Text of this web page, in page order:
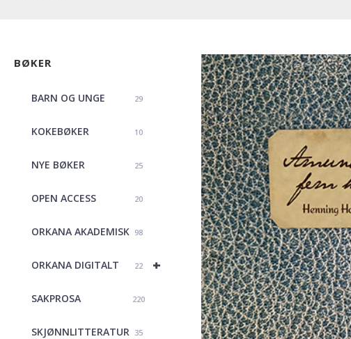
BØKER
BARN OG UNGE 29
KOKEBØKER 10
NYE BØKER 25
OPEN ACCESS 20
ORKANA AKADEMISK 98
+
ORKANA DIGITALT 22
SAKPROSA 220
SKJØNNLITTERATUR 35